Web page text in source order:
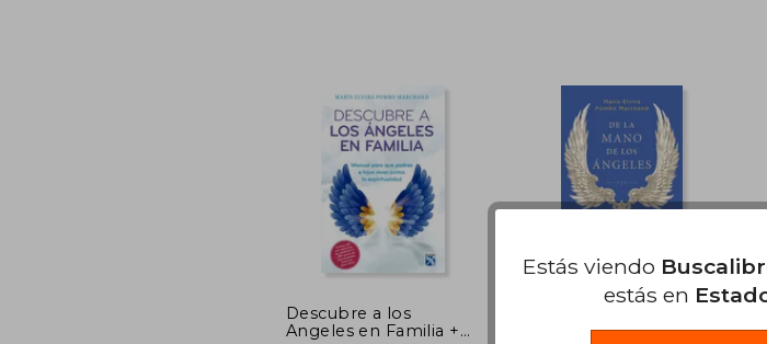
Descubre a los
Angeles en Familia +
ángeles
Estás viendo
estás en